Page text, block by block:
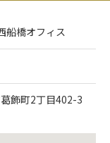
船橋オフィス
飾町2丁目402-3